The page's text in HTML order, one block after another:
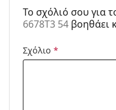
Εξερευνήστε την
βρείτε περισσότερα
Χρήση:
Προϊόντος /
To σχόλιό σου για
6678T3 54 βοηθάει
Σχόλιο *